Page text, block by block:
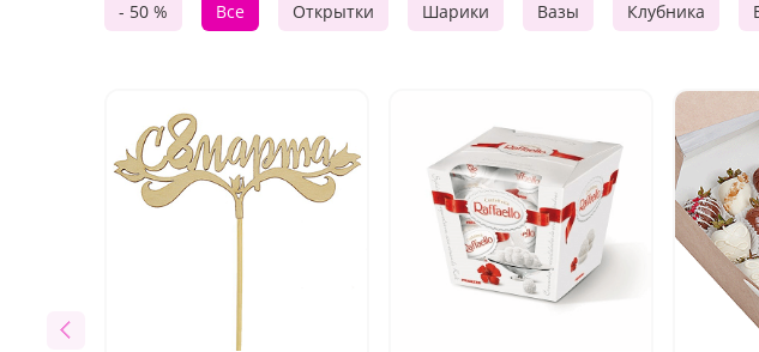
- 50 % Все Открытки Шарики Вазы Клубника